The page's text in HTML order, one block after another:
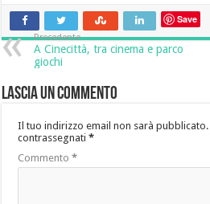
Save
Precedente
A Cinecittà, tra cinema e parco
giochi
Lascia un commento
Il tuo indirizzo email non sarà pubblicato.
contrassegnati*
Commento*